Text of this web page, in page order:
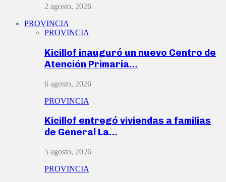
2 agosto, 2026
PROVINCIA
PROVINCIA
Kicillof inauguró un nuevo Centro de
Atención Primaria…
6 agosto, 2026
PROVINCIA
Kicillof entregó viviendas a familias
de General La…
5 agosto, 2026
PROVINCIA